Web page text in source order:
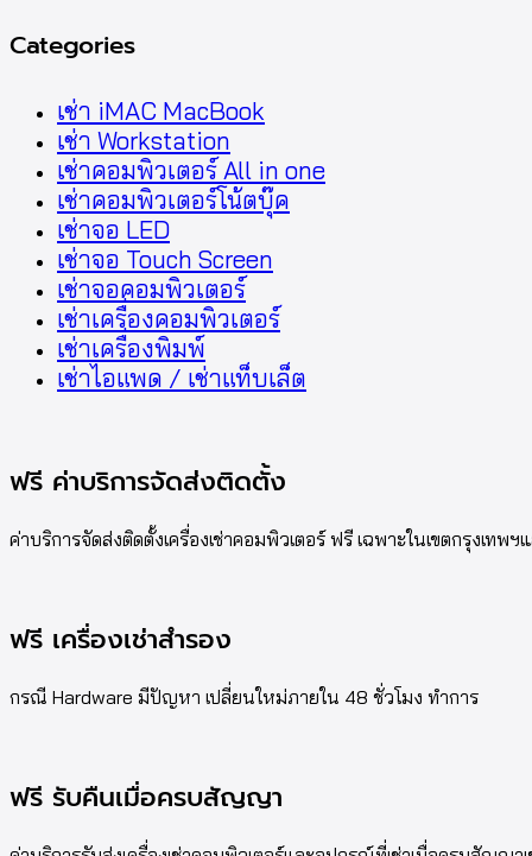
Categories
เช่า iMAC MacBook
เช่า Workstation
เช่าคอมพิวเตอร์ All in one
เช่าคอมพิวเตอร์โน้ตบุ๊ค
เช่าจอ LED
เช่าจอ Touch Screen
เช่าจอคอมพิวเตอร์
เช่าเครื่องคอมพิวเตอร์
เช่าเครื่องพิมพ์
เช่าไอแพด / เช่าแท็บเล็ต
ฟรี ค่าบริการจัดส่งติดตั้ง
ค่าบริการจัดส่งติดตั้งเครื่องเช่าคอมพิวเตอร์ ฟรี เฉพาะในเขตกรุงเทพ
ฟรี เครื่องเช่าสำรอง
กรณี Hardware มีปัญหา เปลี่ยนใหม่ภายใน 48 ชั่วโมง ทำการ
ฟรี รับคืนเมื่อครบสัญญา